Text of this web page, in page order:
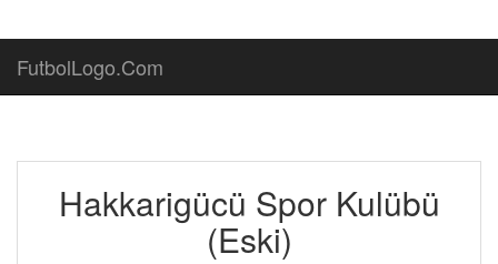
FutbolLogo.Com
Hakkarigücü Spor Kulübü
(Eski)